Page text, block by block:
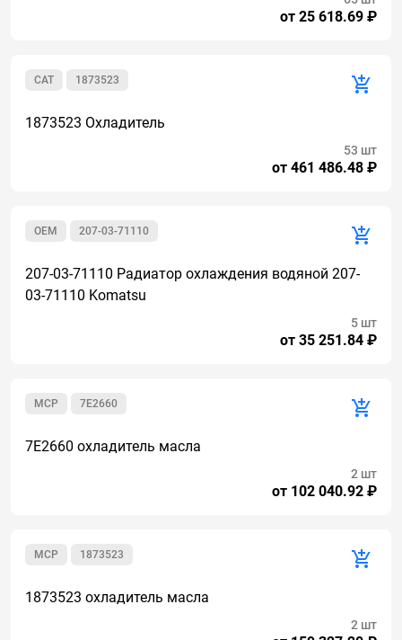
от 25 618.69 ₽
1873523
CAT
1873523 Охладитель
от 461 486.48 ₽
53 шт
207-03-71110
OEM
207-03-71110 Радиатор охлаждения водяной 207-
03-71110 Komatsu
от 35 251.84 ₽
5 шт
7E2660
MCP
7E2660 охладитель масла
от 102 040.92 ₽
2 шт
1873523
MCP
1873523 охладитель масла
2 шт